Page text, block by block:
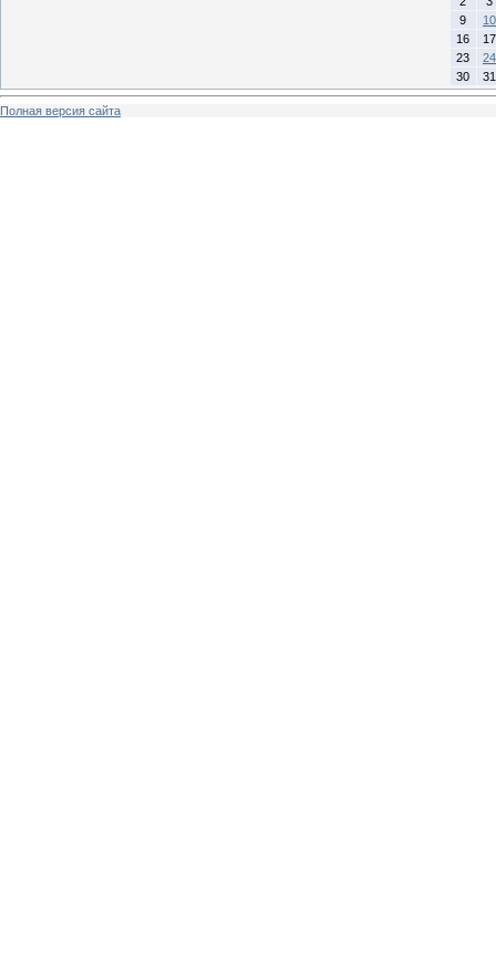
9
10
16
17
23
24
30
31
Полная версия сайта